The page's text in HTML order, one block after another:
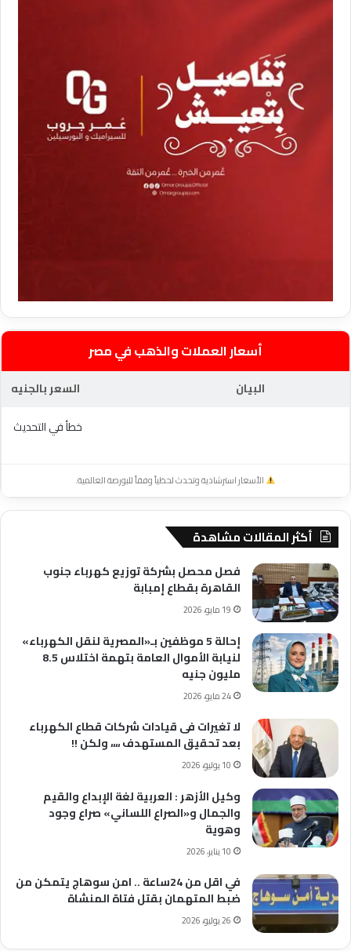
أسعار العملات والذهب في مصر
البيان
السعر بالجنيه
خطأ في التحديث
الأسعار استرشادية وتحدث لحظياً وفقاً للبورصة العالمية.
أكثر المقالات مشاهدة
فصل محصل بشركة توزيع كهرباء جنوب
القاهرة بقطاع إمبابة
19 مايو، 2026
إحالة 5 موظفين بـ«المصرية لنقل الكهرباء»
لنيابة الأموال العامة بتهمة اختلاس 8.5
مليون جنيه
24 مايو، 2026
لا تغيرات فى قيادات شركات قطاع الكهرباء
بعد تحقيق المستهدف ،،،، ولكن !!
10 يوليو، 2026
وكيل الأزهر : العربية لغة الإبداع والقيم
والجمال و«الصراع اللساني» صراع وجود
وهوية
10 يناير، 2026
في اقل من 24ساعة .. امن سوهاج يتمكن من
ضبط المتهمان بقتل فتاة المنشاة
26 يوليو، 2026